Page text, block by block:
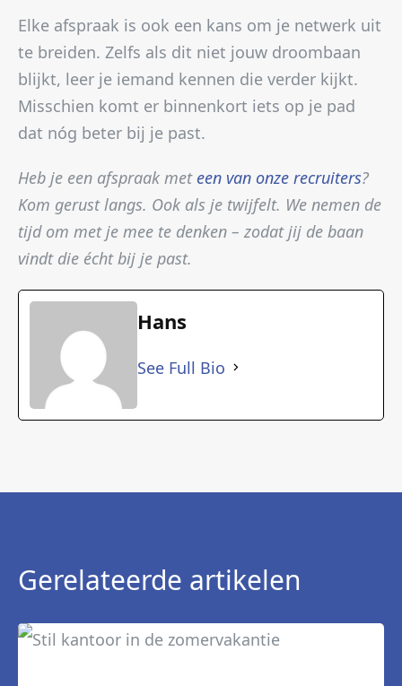
Elke afspraak is ook een kans om je netwerk uit
te breiden. Zelfs als dit niet jouw droombaan
blijkt, leer je iemand kennen die verder kijkt.
Misschien komt er binnenkort iets op je pad
dat nóg beter bij je past.
Heb je een afspraak met een van onze recruiters?
Kom gerust langs. Ook als je twijfelt. We nemen de
tijd om met je mee te denken – zodat jij de baan
vindt die écht bij je past.
Hans
See Full Bio
Gerelateerde artikelen